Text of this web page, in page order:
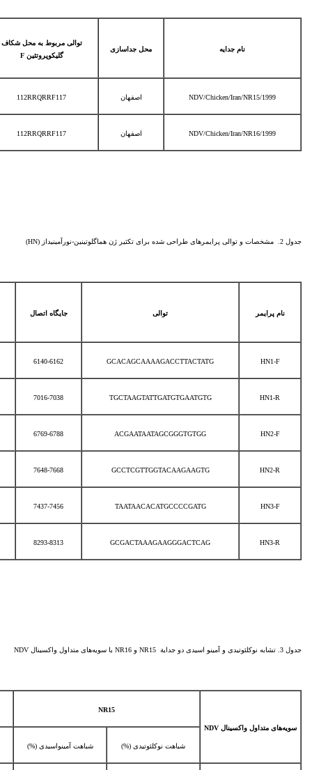
نام جدایه محل جداسازی
توالی مربوط به محل شکاف
گلیکوپروتئینF
NDV/Chicken/Iran/NR15/1999 اصفهان 112RRQRRF117
NDV/Chicken/Iran/NR16/1999 اصفهان 112RRQRRF117
جدول 2. مشخصات و توالی پرایمرهای طراحی شده برای تکثیر ژن هماگلوتینین-نورآمینیداز (HN)
نام پرایمر توالی جایگاه اتصال
HN1-F
GCACAGCAAAAGACCTTACTATG
6140-6162
HN1-R
TGCTAAGTATTGATGTGAATGTG
7016-7038
HN2-F
ACGAATAATAGCGGGTGTGG
6769-6788
HN2-R
GCCTCGTTGGTACAAGAAGTG
7648-7668
HN3-F
TAATAACACATGCCCCGATG
7437-7456
HN3-R
GCGACTAAAGAAGGGACTCAG
8293-8313
جدول 3. تشابه نوکلئوتیدی و آمینو اسیدی دو جدایة NR15 و NR16 با سویه‌های متداول واکسینال NDV
سویه‌های متداول واکسینال NDV
NR15
شباهت نوکلئوتیدی (%) شباهت آمینواسیدی (%)